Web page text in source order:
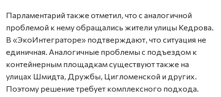
Парламентарий также отметил, что с аналогичной
проблемой к нему обращались жители улицы Кедрова.
В «ЭкоИнтеграторе» подтверждают, что ситуация не
единичная. Аналогичные проблемы с подъездом к
контейнерным площадкам существуют также на
улицах Шмидта, Дружбы, Цигломенской и других.
Поэтому решение требует комплексного подхода.